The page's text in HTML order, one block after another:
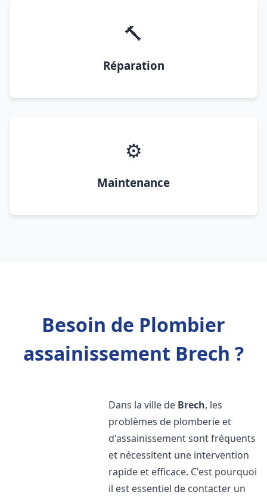
🔨
Réparation
⚙️
Maintenance
Besoin de Plombier
assainissement Brech ?
Dans la ville de Brech, les
problèmes de plomberie et
d'assainissement sont fréquents
et nécessitent une intervention
rapide et efficace. C'est pourquoi
il est essentiel de contacter un